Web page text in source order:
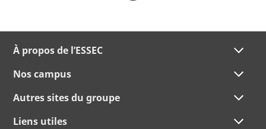
À propos de l’ESSEC
Nos campus
Autres sites du groupe
Liens utiles